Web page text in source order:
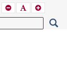
KISEBB
BETŰTÍPUS
BEÁLLÍTÁSA
BETŰMÉRET
BEÁLLÍTÁSA